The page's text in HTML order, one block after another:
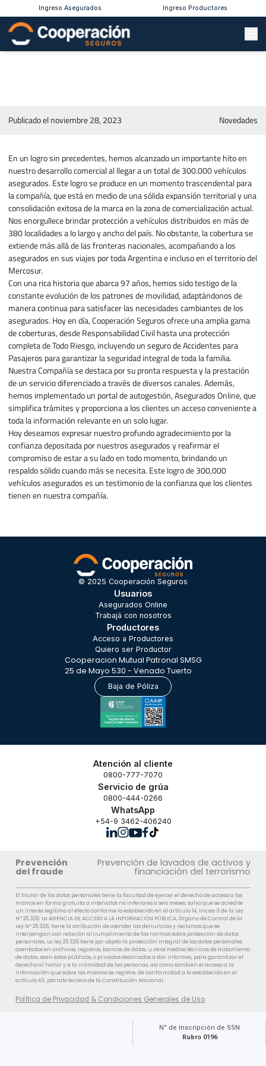
Ingreso Asegurados Ingreso Productores
¡Celebremos juntos este logro
Publicado el noviembre 28, 2023 Novedades
En un logro sin precedentes, hemos alcanzado un importante hito en
nuestro desarrollo comercial al llegar a un total de 300.000 vehículos
asegurados. Este logro se produce en un momento trascendental para
la compañía, que está en medio de una sólida expansión territorial y una
consolidación exitosa de la marca en la zona de comercialización actual.
Nos enorgullece brindar protección a vehículos distribuidos en más de
380 localidades a lo largo y ancho del país. No obstante, la cobertura se
extiende más allá de las fronteras nacionales, acompañando a los
asegurados en sus viajes por toda Argentina e incluso en el territorio del
Mercosur.
Con una rica historia que abarca 97 años, hemos sido testigo de la
constante evolución de los patrones de movilidad, adaptándonos de
manera continua para satisfacer las necesidades cambiantes de los
asegurados. Hoy en día, Cooperación Seguros ofrece una amplia gama
de coberturas, desde Responsabilidad Civil hasta una protección
completa de Todo Riesgo, incluyendo un seguro de Accidentes para
Pasajeros para garantizar la seguridad integral de toda la familia.
Nuestra Compañía se destaca por su pronta respuesta y la prestación
de un servicio diferenciado a través de diversos canales. Además,
hemos implementado un portal de autogestión, Asegurados Online, que
simplifica trámites y proporciona a los clientes un acceso conveniente a
toda la información relevante en un solo lugar.
Hoy deseamos expresar nuestro profundo agradecimiento por la
confianza depositada por nuestros asegurados y reafirmar el
compromiso de estar a su lado en todo momento, brindando un
respaldo sólido cuando más se necesita. Este logro de 300,000
vehículos asegurados es un testimonio de la confianza que los clientes
tienen en nuestra compañía.
© 2025 Cooperación Seguros
Usuarios
Asegurados Online
Trabajá con nosotros
Productores
Acceso a Productores
Quiero ser Productor
Cooperacion Mutual Patronal SMSG
25 de Mayo 530 - Venado Tuerto
Baja de Póliza
Atención al cliente
0800-777-7070
Servicio de grúa
0800-444-0266
WhatsApp
+54-9 3462-406240
Prevención
del fraude
Prevención de lavados de activos y
financiación del terrorismo
El titular de los datos personales tiene la facultad de ejercer el derecho de acceso a los
mismos en forma gratuita a intervalos no inferiores a seis meses, salvo que se acredite
un interés legítimo al efecto conforme lo establecido en el artículo 14, inciso 3 de la Ley
Nº 25.326. La AGENCIA DE ACCESO A LA INFORMACIÓN PÚBLICA, Órgano de Control de la
Ley Nº 25.326, tiene la atribución de atender las denuncias y reclamos que se
interpongan con relación al cumplimiento de las normas sobre protección de datos
personales. La ley 25.326 tiene por objeto la protección integral de los datos personales
asentados en archivos, registros, bancos de datos, u otros medios técnicos de tratamiento
de datos, sean éstos públicos, o privados destinados a dar informes, para garantizar el
derecho al honor y a la intimidad de las personas, así como también el acceso a la
información que sobre las mismas se registre, de conformidad a lo establecido en el
artículo 43, párrafo tercero de la Constitución Nacional.
Política de Privacidad & Condiciones Generales de Uso
N° de Inscripción de SSN
Rubro 0196